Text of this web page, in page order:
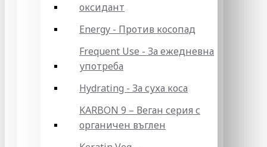
оксидант
Energy - Против косопад
Frequent Use - За ежедневна
употреба
Hydrating - За суха коса
KARBON 9 – Веган серия с
органичен въглен